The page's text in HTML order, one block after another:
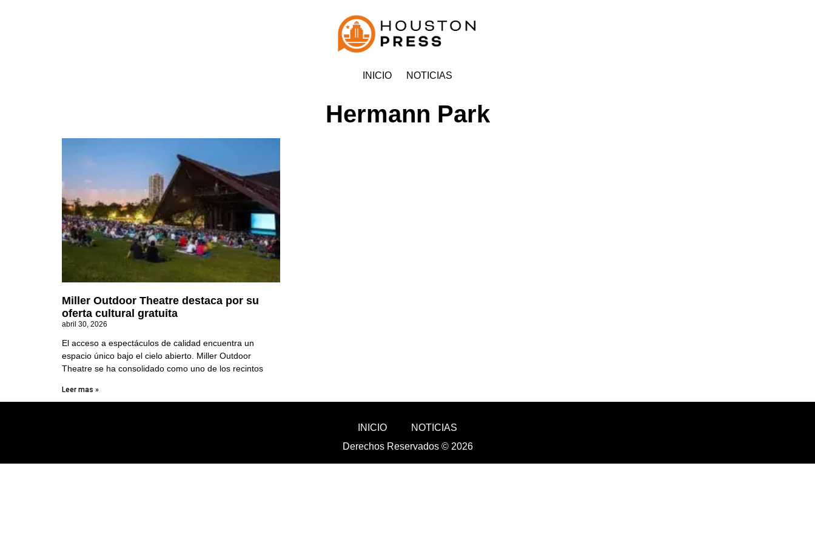
INICIO NOTICIAS
Hermann Park
Miller Outdoor Theatre destaca por su
oferta cultural gratuita
abril 30, 2026
El acceso a espectáculos de calidad encuentra un
espacio único bajo el cielo abierto. Miller Outdoor
Theatre se ha consolidado como uno de los recintos
Leer mas »
INICIO
NOTICIAS
Derechos Reservados © 2026